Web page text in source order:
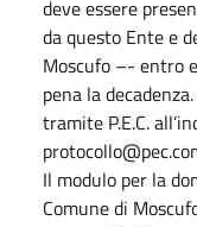
deve essere
da questo Ente e
Moscufo –- entro
pena la
tramite P.E.C.
Il modulo per la
Comune di